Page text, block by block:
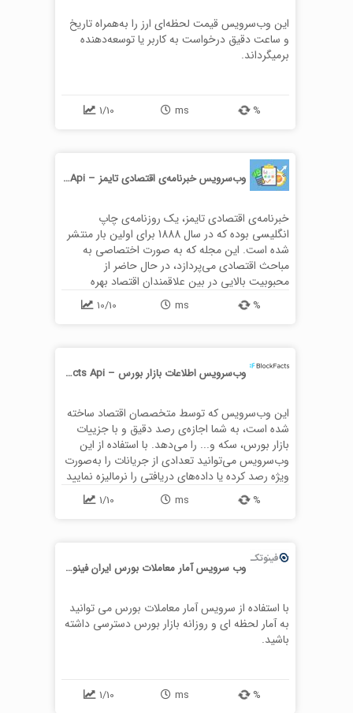
این وب‌سرویس قیمت لحظه‌ای ارز را به‌همراه تاریخ
و ساعت دقیق درخواست به کاربر یا توسعه‌دهنده
برمیگرداند.
%
ms
1/10
وب‌سرویس خبرنامه‌ی اقتصادی تایمز – Financial Times Api
خبرنامه‌ی اقتصادی تایمز، یک روزنامه‌ی چاپ
انگلیسی بوده که در سال 1888 برای اولین بار منتشر
شده است. این مجله که به صورت اختصاصی به
مباحث اقتصادی می‌پردازد، در حال حاضر از
محبوبیت بالایی در بین علاقمندان اقتصاد بهره
می‌برد. با این وب‌سرویس می‌توانید به مقالات منتشر
شده در خبرنامه‌ی اقتصادی تایمز دسترسی پیدا کنید.
توسعه‌دهنده عرضه می‌نماید.
%
ms
10/10
وب‌سرویس اطلاعات بازار بورس – Block Facts Api
این وب‌سرویس که توسط متخصصان اقتصاد ساخته
شده است، به شما اجازه‌ی رصد دقیق و با جزییات
بازار بورس، سکه و... را می‌دهد. با استفاده از این
وب‌سرویس می‌توانید تعدادی از جریانات را به‌صورت
ویژه رصد کرده یا داده‌های دریافتی را نرمالیزه نمایید
%
ms
1/10
وب سرویس آمار معاملات بورس ایران فینوتک
با استفاده از سرویس آمار معاملات بورس می توانید
به آمار لحظه ای و روزانه بازار بورس دسترسی داشته
باشید.
%
ms
1/10